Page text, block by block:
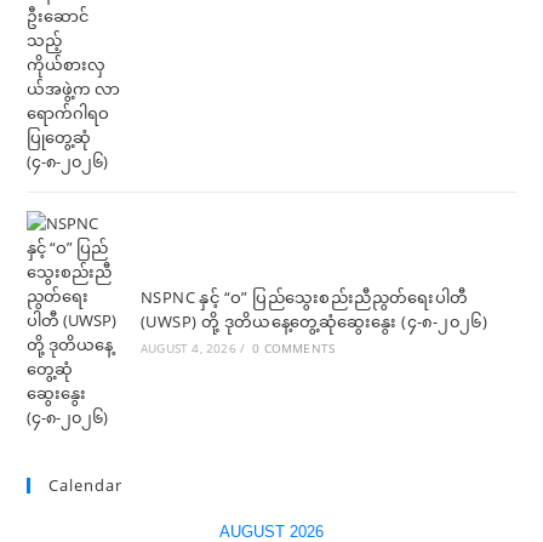
NSPNC နှင့် “ဝ” ပြည်သွေးစည်းညီညွတ်ရေးပါတီ
(UWSP) တို့ ဒုတိယနေ့တွေ့ဆုံဆွေးနွေး (၄-၈-၂၀၂၆)
AUGUST 4, 2026 / 0 COMMENTS
Calendar
AUGUST 2026